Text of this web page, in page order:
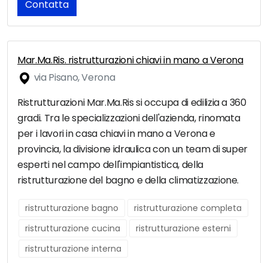
Contatta
Mar.Ma.Ris. ristrutturazioni chiavi in mano a Verona
via Pisano, Verona
Ristrutturazioni Mar.Ma.Ris si occupa di edilizia a 360
gradi. Tra le specializzazioni dell'azienda, rinomata
per i lavori in casa chiavi in mano a Verona e
provincia, la divisione idraulica con un team di super
esperti nel campo dell'impiantistica, della
ristrutturazione del bagno e della climatizzazione.
ristrutturazione bagno
ristrutturazione completa
ristrutturazione cucina
ristrutturazione esterni
ristrutturazione interna